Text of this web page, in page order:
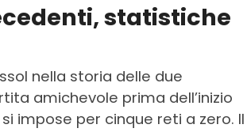
statistiche
nella storia delle due
amichevole prima dell’inizio
impose per cinque reti a zero. Il